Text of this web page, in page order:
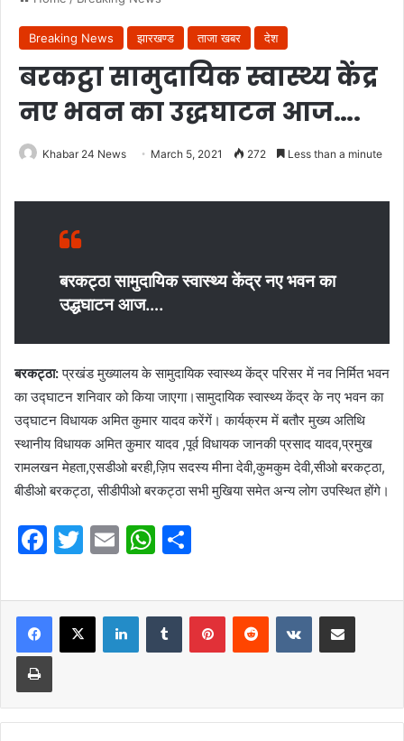
Breaking News झारखण्ड ताजा खबर देश
बरकट्ठा सामुदायिक स्वास्थ्य केंद्र
नए भवन का उद्धघाटन आज….
Khabar 24 News March 5, 2021 272 Less than a minute
बरकट्ठा सामुदायिक स्वास्थ्य केंद्र नए भवन का
उद्धघाटन आज….
बरकट्ठा:प्रखंड मुख्यालय के सामुदायिक स्वास्थ्य केंद्र परिसर में नव निर्मित भवन
का उद्घाटन शनिवार को किया जाएगा।सामुदायिक स्वास्थ्य केंद्र के नए भवन का
उद्घाटन विधायक अमित कुमार यादव करेंगें। कार्यक्रम में बतौर मुख्य अतिथि
स्थानीय विधायक अमित कुमार यादव ,पूर्व विधायक जानकी प्रसाद यादव,प्रमुख
रामलखन मेहता,एसडीओ बरही,ज़िप सदस्य मीना देवी,कुमकुम देवी,सीओ बरकट्ठा,
बीडीओ बरकट्ठा, सीडीपीओ बरकट्ठा सभी मुखिया समेत अन्य लोग उपस्थित होंगे।
F
c
e
b
o
o
T
itt
er
E
ai
l
W
at
s
A
p
ar
e
LinkedInTumblr PinterestReddit VKontakteShare via Email
Print